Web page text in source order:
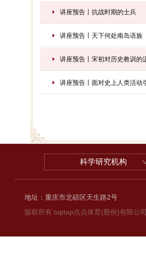
讲座预告丨抗战时期的士兵
讲座预告丨天下何处南岛语族
讲座预告丨宋初对历史教训的
讲座预告丨面对史上人类活动
科学研究机构
地址：重庆市北碚区天生路2号
版权所有 taptap点点体育(股份)有限公